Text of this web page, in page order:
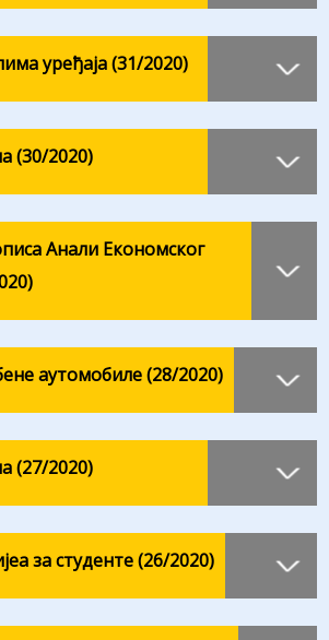
уређаја (31/2020)
(30/2020)
Анали Економског
аутомобиле (28/2020)
(27/2020)
за студенте (26/2020)